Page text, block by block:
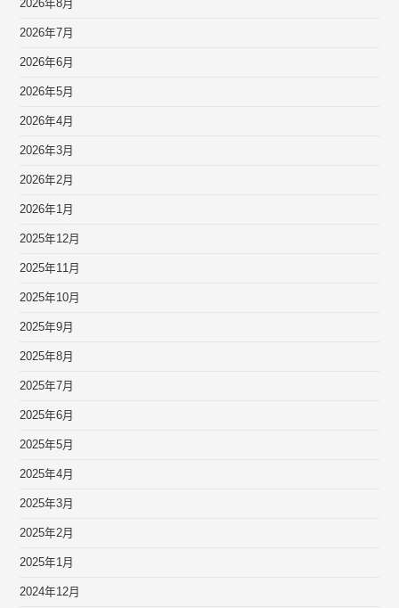
2026年8月
2026年7月
2026年6月
2026年5月
2026年4月
2026年3月
2026年2月
2026年1月
2025年12月
2025年11月
2025年10月
2025年9月
2025年8月
2025年7月
2025年6月
2025年5月
2025年4月
2025年3月
2025年2月
2025年1月
2024年12月